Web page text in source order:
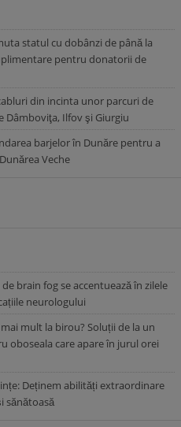
statul cu dobânzi de până la
pentru donatorii de
din incinta unor parcuri de
Dâmboviţa, Ilfov şi Giurgiu
barjelor în Dunăre pentru a
Veche
brain fog se accentuează în zilele
neurologului
mult la birou? Soluții de la un
oboseala care apare în jurul orei
Deținem abilități extraordinare
sănătoasă